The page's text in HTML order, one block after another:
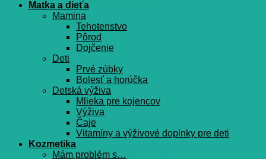
Matka a dieťa
Mamina
Tehotenstvo
Pôrod
Dojčenie
Deti
Prvé zúbky
Bolesť a horúčka
Detská výživa
Mlieka pre kojencov
Výživa
Čaje
Vitamíny a výživové doplnky pre deti
Kozmetika
Mám problém s…